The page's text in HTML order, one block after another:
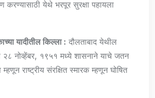
करण्यासाठी येथे भरपूर सुरक्षा पहायला
यादीतील किल्ला : दौलताबाद येथील
२८ नोव्हेंबर, १९५१ मध्ये शासनाने याचे जतन
राष्ट्रीय संरक्षित स्मारक म्हणून घोषित